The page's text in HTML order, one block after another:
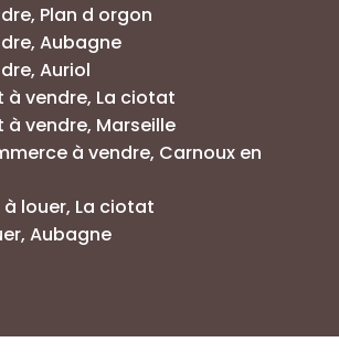
Plan d orgon
Aubagne
Auriol
vendre, La ciotat
vendre, Marseille
à vendre, Carnoux en
louer, La ciotat
Aubagne